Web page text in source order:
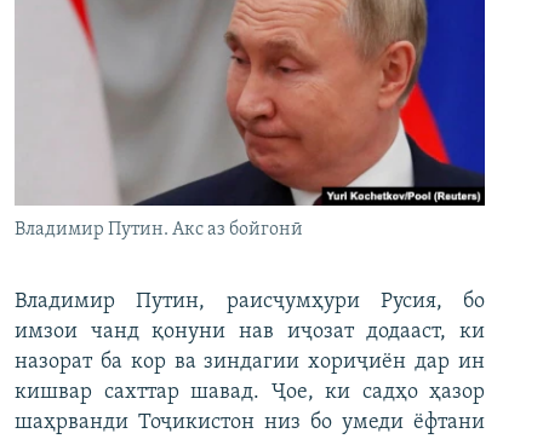
Владимир Путин. Акс аз бойгонӣ
Владимир Путин, раисҷумҳури Русия, бо
имзои чанд қонуни нав иҷозат додааст, ки
назорат ба кор ва зиндагии хориҷиён дар ин
кишвар сахттар шавад. Ҷое, ки садҳо ҳазор
шаҳрванди Тоҷикистон низ бо умеди ёфтани